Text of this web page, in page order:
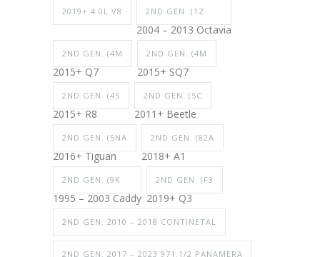
2019+ 4.0L V8 2ND GEN. (1Z
2004 – 2013 Octavia
2ND GEN. (4M
2015+ Q7
2ND GEN. (4M
2015+ SQ7
2ND GEN. (4S
2015+ R8
2ND GEN. (5C
2011+ Beetle
2ND GEN. (5NA
2016+ Tiguan
2ND GEN. (82A
2018+ A1
2ND GEN. (9K
1995 – 2003 Caddy
2ND GEN. (F3
2019+ Q3
2ND GEN. 2010 – 2018 CONTINETAL
2ND GEN. 2017 – 2023 971.1/2 PANAMERA